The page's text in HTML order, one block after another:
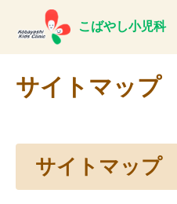
こばやし小児科
サイトマップ
サイトマップ